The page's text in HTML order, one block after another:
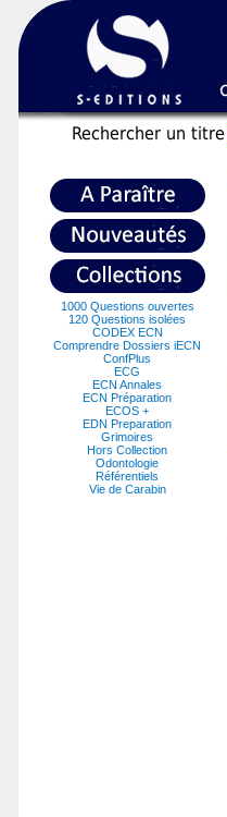
Rechercher un titre
1000 Questions ouvertes
120 Questions isolées
CODEX ECN
Comprendre Dossiers iECN
ConfPlus
ECG
ECN Annales
ECN Préparation
ECOS +
EDN Preparation
Grimoires
Hors Collection
Odontologie
Référentiels
Vie de Carabin